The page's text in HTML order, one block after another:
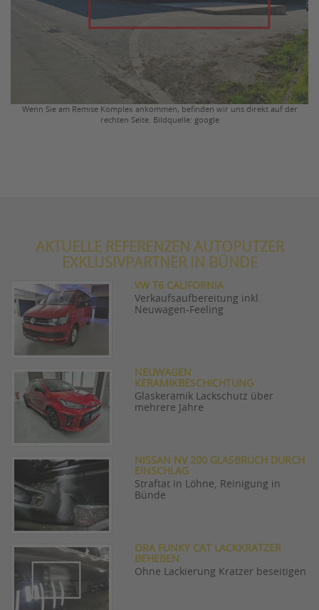
Wenn Sie am Remise Komplex ankommen, befinden wir uns direkt auf der
rechten Seite. Bildquelle: google
AKTUELLE REFERENZEN AUTOPUTZER
EXKLUSIVPARTNER IN BÜNDE
VW T6 CALIFORNIA
Verkaufsaufbereitung inkl.
Neuwagen-Feeling
NEUWAGEN
KERAMIKBESCHICHTUNG
Glaskeramik Lackschutz über
mehrere Jahre
NISSAN NV 200 GLASBRUCH DURCH
EINSCHLAG
Straftat in Löhne, Reinigung in
Bünde
ORA FUNKY CAT LACKKRATZER
BEHEBEN
Ohne Lackierung Kratzer beseitigen